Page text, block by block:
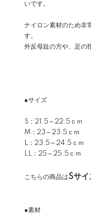
いです。
ナイロン素材のため非
す。
外反母趾の方や、足の
●サイズ
S：21.5～22.5ｃｍ
M：23～23.5ｃｍ
L：23.5～24.5ｃｍ
LL：25～25.5ｃｍ
こちらの商品はSサイ
●素材